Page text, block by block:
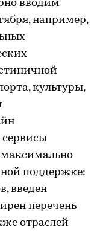
вводим
например,
культуры,
сервисы
поддержке:
введен
перечень
отраслей